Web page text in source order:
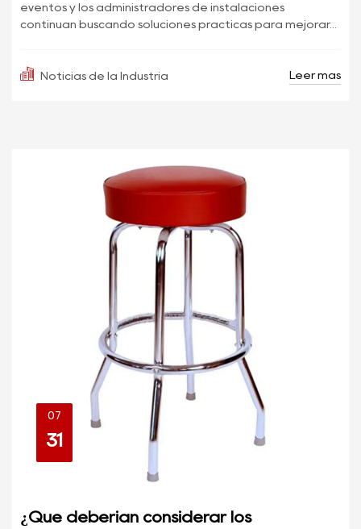
eventos y los administradores de instalaciones
continúan buscando soluciones prácticas para mejorar...
Noticias de la Industria Leer más
07
31
¿Qué deberían considerar los